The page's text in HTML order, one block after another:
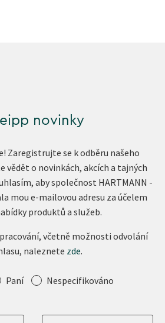
novinky
Zaregistrujte se k odběru našeho
vědět o novinkách, akcích a tajných
aby společnost HARTMANN -
mou e-mailovou adresu za účelem
produktů a služeb.
včetně možnosti odvolání
naleznete zde.
Paní Nespecifikováno